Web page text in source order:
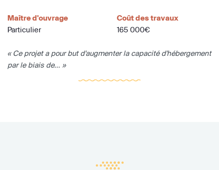
Maître d'ouvrage
Particulier
Coût des travaux
165 000€
« Ce projet a pour but d'augmenter la capacité d'hébergement
par le biais de... »